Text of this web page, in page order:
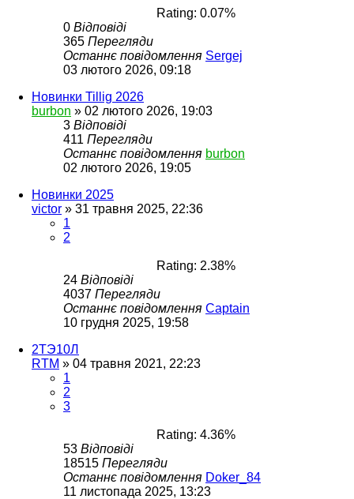
Rating: 0.07%
0 Відповіді
365 Перегляди
Останнє повідомлення Sergej
03 лютого 2026, 09:18
Новинки Tillig 2026
burbon » 02 лютого 2026, 19:03
3 Відповіді
411 Перегляди
Останнє повідомлення burbon
02 лютого 2026, 19:05
Новинки 2025
victor » 31 травня 2025, 22:36
1
2
Rating: 2.38%
24 Відповіді
4037 Перегляди
Останнє повідомлення Captain
10 грудня 2025, 19:58
2ТЭ10Л
RTM » 04 травня 2021, 22:23
1
2
3
Rating: 4.36%
53 Відповіді
18515 Перегляди
Останнє повідомлення Doker_84
11 листопада 2025, 13:23